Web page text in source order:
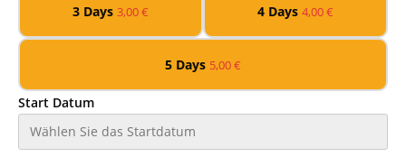
3 Days 3,00€ 4 Days 4,00€
5 Days 5,00€
Start Datum